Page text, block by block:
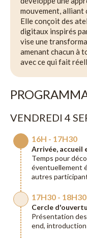
mouvement,
Elle conçoit des
digitaux inspirés
vise une
amenant chacun à
avec ce qui fait
VENDREDI 4
16H - 17H30
Arrivée,
Temps pour
éventuellement
autres
17H30 - 18H30
Cercle
Présentation
end,